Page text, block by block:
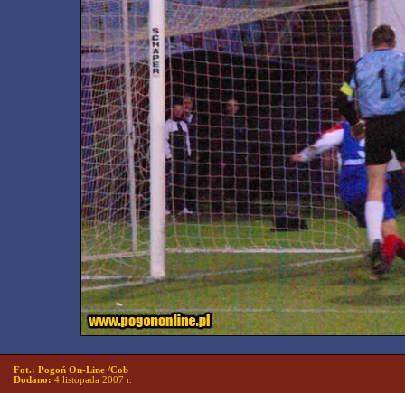
Fot.: Pogoń On-Line /Cob
Dodano: 4 listopada 2007 r.